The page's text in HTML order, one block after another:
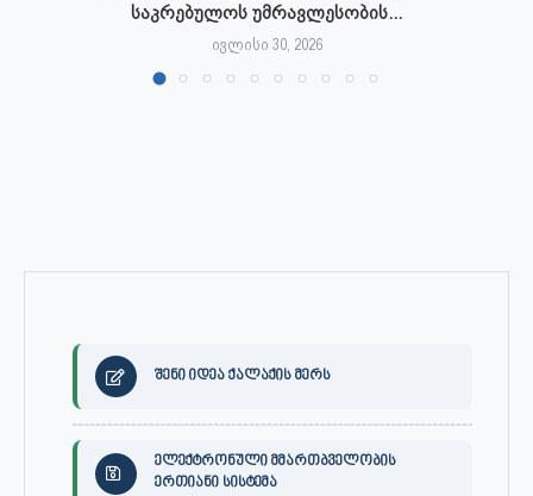
საკრებულოს უმრავლესობის...
ივლისი 30, 2026
შენი იდეა ქალაქის მერს
ელექტრონული მმართბველობის
ერთიანი სისტემა